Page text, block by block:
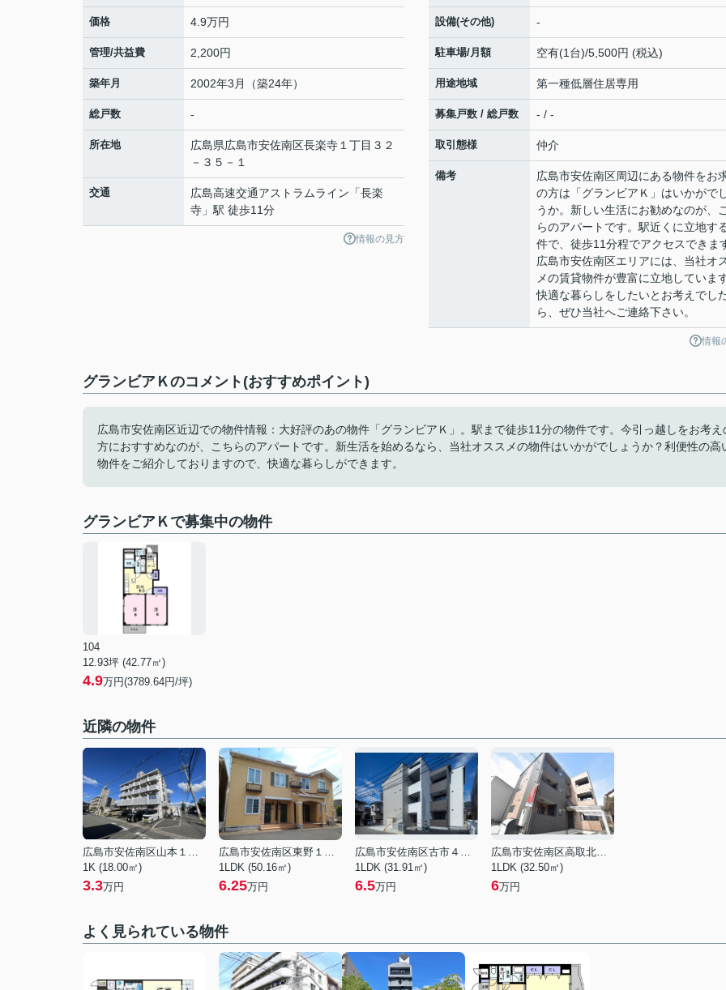
価格 4.9万円
管理/共益費 2,200円
築年月 2002年3月（築24年）
総戸数 -
所在地 広島県広島市安佐南区長楽寺 １丁目３２
－３５－１
交通 広島高速交通アストラムライン 「長楽
寺 」駅 徒歩11分
情報の見方
設備(その他) -
駐車場/月額 空有(1台)/5,500円 (税込)
用途地域 第一種低層住居専用
募集戸数 / 総戸数 - / -
取引態様 仲介
備考
広島市安佐南区周辺にある物件をお
の方は「グランビアＫ」はいかがで
うか。新しい生活にお勧めなのが、
らのアパートです。駅近くに立地す
件で、徒歩11分程でアクセスできま
広島市安佐南区エリアには、当社オ
メの賃貸物件が豊富に立地しています
快適な暮らしをしたいとお考えでし
ら、ぜひ当社へご連絡下さい。
情報
グランビアＫのコメント(おすすめポイント)
広島市安佐南区近辺での物件情報：大好評のあの物件「グランビアＫ」。駅まで徒歩11分の物件です。今引っ越しをお考え
方におすすめなのが、こちらのアパートです。新生活を始めるなら、当社オススメの物件はいかがでしょうか？利便性の高
物件をご紹介しておりますので、快適な暮らしができます。
グランビアＫで募集中の物件
104
12.93坪 (42.77㎡)
4.9万円(3789.64円/坪)
近隣の物件
広島市安佐南区山本１丁目
1K (18.00㎡)
3.3万円
広島市安佐南区東野１丁目
1LDK (50.16㎡)
6.25万円
広島市安佐南区古市４丁目
1LDK (31.91㎡)
6.5万円
広島市安佐南区高取北３丁目
1LDK (32.50㎡)
6万円
よく見られている物件